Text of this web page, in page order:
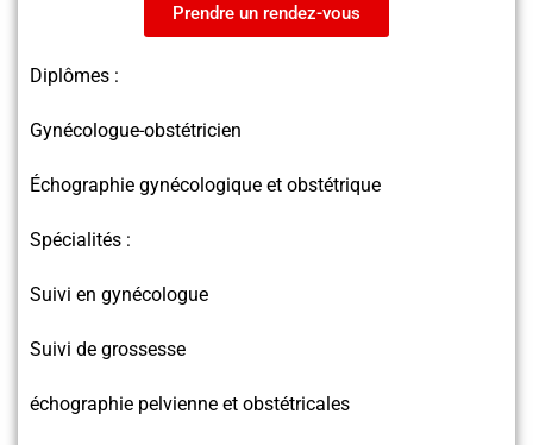
Prendre un rendez-vous
Diplômes :
Gynécologue-obstétricien
Échographie gynécologique et obstétrique
Spécialités :
Suivi en gynécologue
Suivi de grossesse
échographie pelvienne et obstétricales